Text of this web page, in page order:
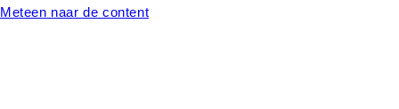
Meteen naar de content